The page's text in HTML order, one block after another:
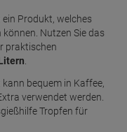
ein Produkt, welches
Nutzen Sie das
praktischen
.
bequem in Kaffee,
verwendet werden.
Tropfen für